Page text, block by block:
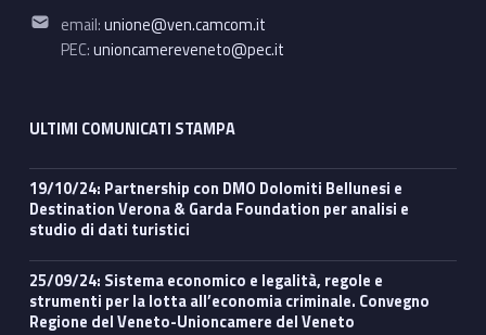
Email address:
email:unione@ven.camcom.it
PEC:unioncamereveneto@pec.it
ULTIMI COMUNICATI STAMPA
19/10/24: Partnership con DMO Dolomiti Bellunesi e
Destination Verona & Garda Foundation per analisi e
studio di dati turistici
25/09/24: Sistema economico e legalità, regole e
strumenti per la lotta all’economia criminale. Convegno
Regione del Veneto-Unioncamere del Veneto